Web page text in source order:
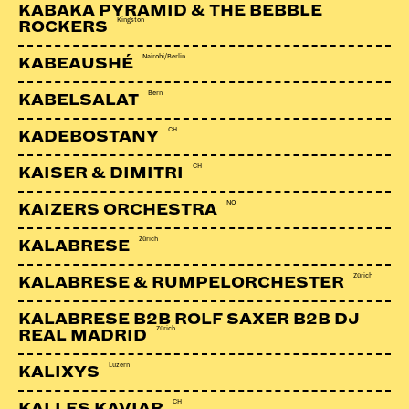
Facebook
Webseite
KABAKA PYRAMID & THE BEBBLE
ROCKERS
Kingston
KABEAUSHÉ Nairobi/Berlin
KABELSALAT Bern
KADEBOSTANY CH
KAISER & DIMITRI CH
KAIZERS ORCHESTRA NO
KALABRESE Zürich
KALABRESE & RUMPELORCHESTER Zürich
KALABRESE B2B ROLF SAXER B2B DJ
REAL MADRID
Zürich
KALIXYS Luzern
CH